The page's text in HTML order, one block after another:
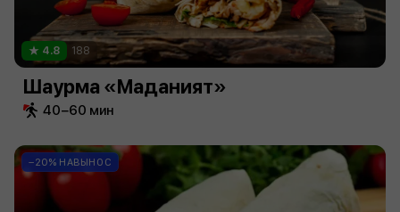
4.8 188
Шаурма «Маданият»
40−60 мин
−20% НАВЫНОС